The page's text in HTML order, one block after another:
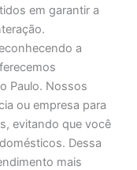
em garantir a
a
Paulo. Nossos
ou empresa para
evitando que você
Dessa
mais